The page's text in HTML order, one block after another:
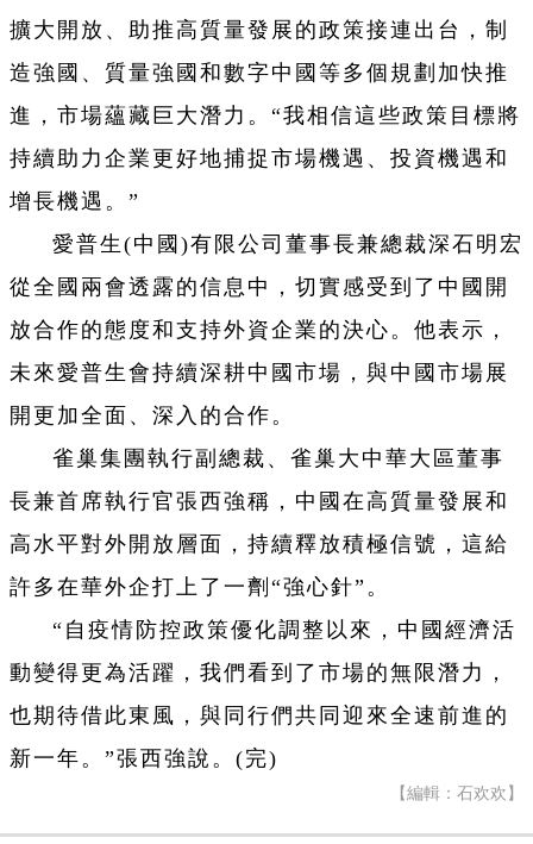
擴大開放、助推高質量發展的政策接連出台，制
造強國、質量強國和數字中國等多個規劃加快推
進，市場蘊藏巨大潛力。“我相信這些政策目標將
持續助力企業更好地捕捉市場機遇、投資機遇和
增長機遇。”
愛普生(中國)有限公司董事長兼總裁深石明宏
從全國兩會透露的信息中，切實感受到了中國開
放合作的態度和支持外資企業的決心。他表示，
未來愛普生會持續深耕中國市場，與中國市場展
開更加全面、深入的合作。
雀巢集團執行副總裁、雀巢大中華大區董事
長兼首席執行官張西強稱，中國在高質量發展和
高水平對外開放層面，持續釋放積極信號，這給
許多在華外企打上了一劑“強心針”。
“自疫情防控政策優化調整以來，中國經濟活
動變得更為活躍，我們看到了市場的無限潛力，
也期待借此東風，與同行們共同迎來全速前進的
新一年。”張西強說。(完)
【編輯：石欢欢】